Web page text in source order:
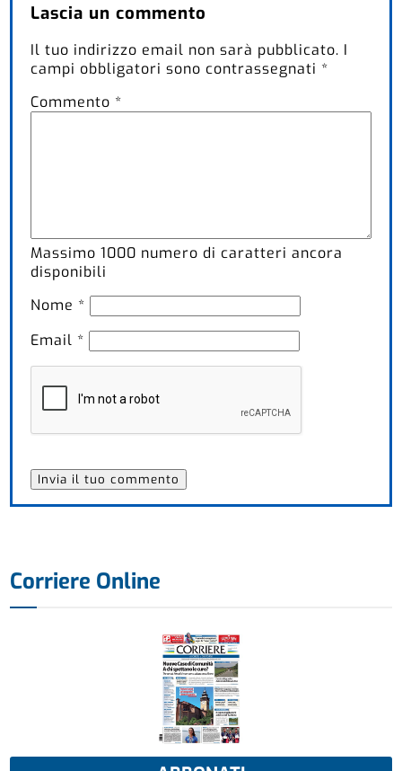
Lascia un commento
Il tuo indirizzo email non sarà pubblicato. I
campi obbligatori sono contrassegnati *
Commento *
Massimo1000 numero di caratteri ancora
disponibili
Nome *
Email *
Corriere Online